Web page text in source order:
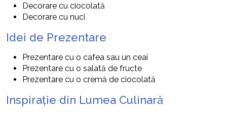
Decorare cu ciocolată
Decorare cu nuci
Idei de Prezentare
Prezentare cu o cafea sau un ceai
Prezentare cu o salată de fructe
Prezentare cu o cremă de ciocolată
Inspirație din Lumea Culinară